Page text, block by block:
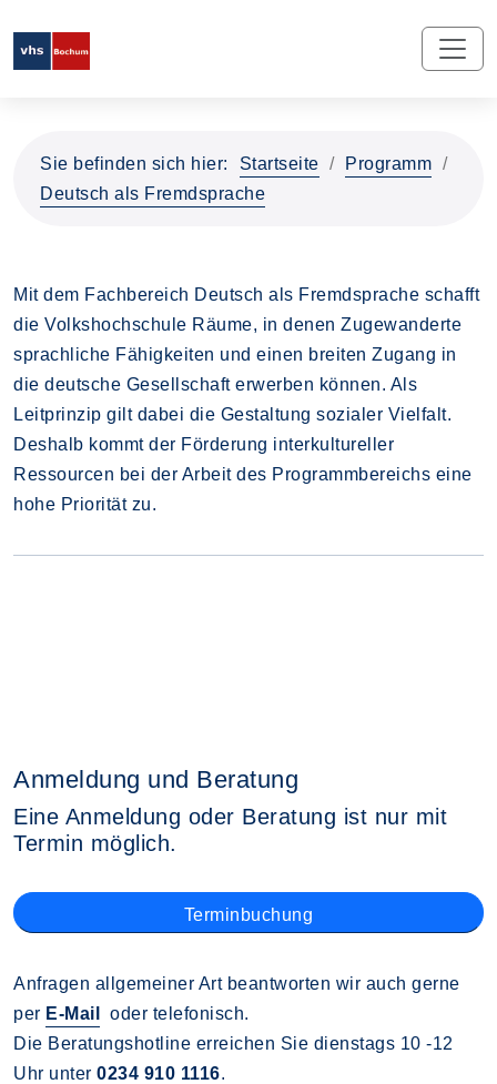
Sie befinden sich hier: Startseite
Programm
Deutsch als Fremdsprache
Mit dem Fachbereich Deutsch als Fremdsprache schafft
die Volkshochschule Räume, in denen Zugewanderte
sprachliche Fähigkeiten und einen breiten Zugang in
die deutsche Gesellschaft erwerben können. Als
Leitprinzip gilt dabei die Gestaltung sozialer Vielfalt.
Deshalb kommt der Förderung interkultureller
Ressourcen bei der Arbeit des Programmbereichs eine
hohe Priorität zu.
Anmeldung und Beratung
Eine Anmeldung oder Beratung ist nur mit
Termin möglich.
Terminbuchung
Anfragen allgemeiner Art beantworten wir auch gerne
per E-Mail
oder telefonisch.
Die Beratungshotline erreichen Sie dienstags 10 -12
Uhr unter 0234 910 1116.